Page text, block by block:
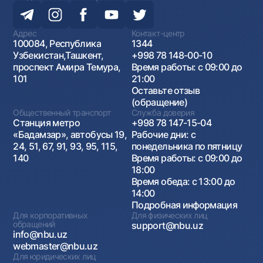
Адрес
100084, Республика
Узбекистан,Ташкент,
проспект Амира Темура,
101
Контакт-центр
1344
+998 78 148-00-10
Время работы: с 09:00 до
21:00
Оставьте отзыв
(обращение)
Общественный транспорт
Станция метро
«Бадамзар», автобусы 19,
24, 51, 67, 91, 93, 95, 115,
140
Служба доверия
+998 78 147-15-04
Рабочие дни: с
понедельника по пятницу
Время работы: с 09:00 до
18:00
Время обеда: с 13:00 до
14:00
Подробная информация
Для корпоративных
обращений
info@nbu.uz
webmaster@nbu.uz
Для физических лиц
support@nbu.uz
Для юридических лиц